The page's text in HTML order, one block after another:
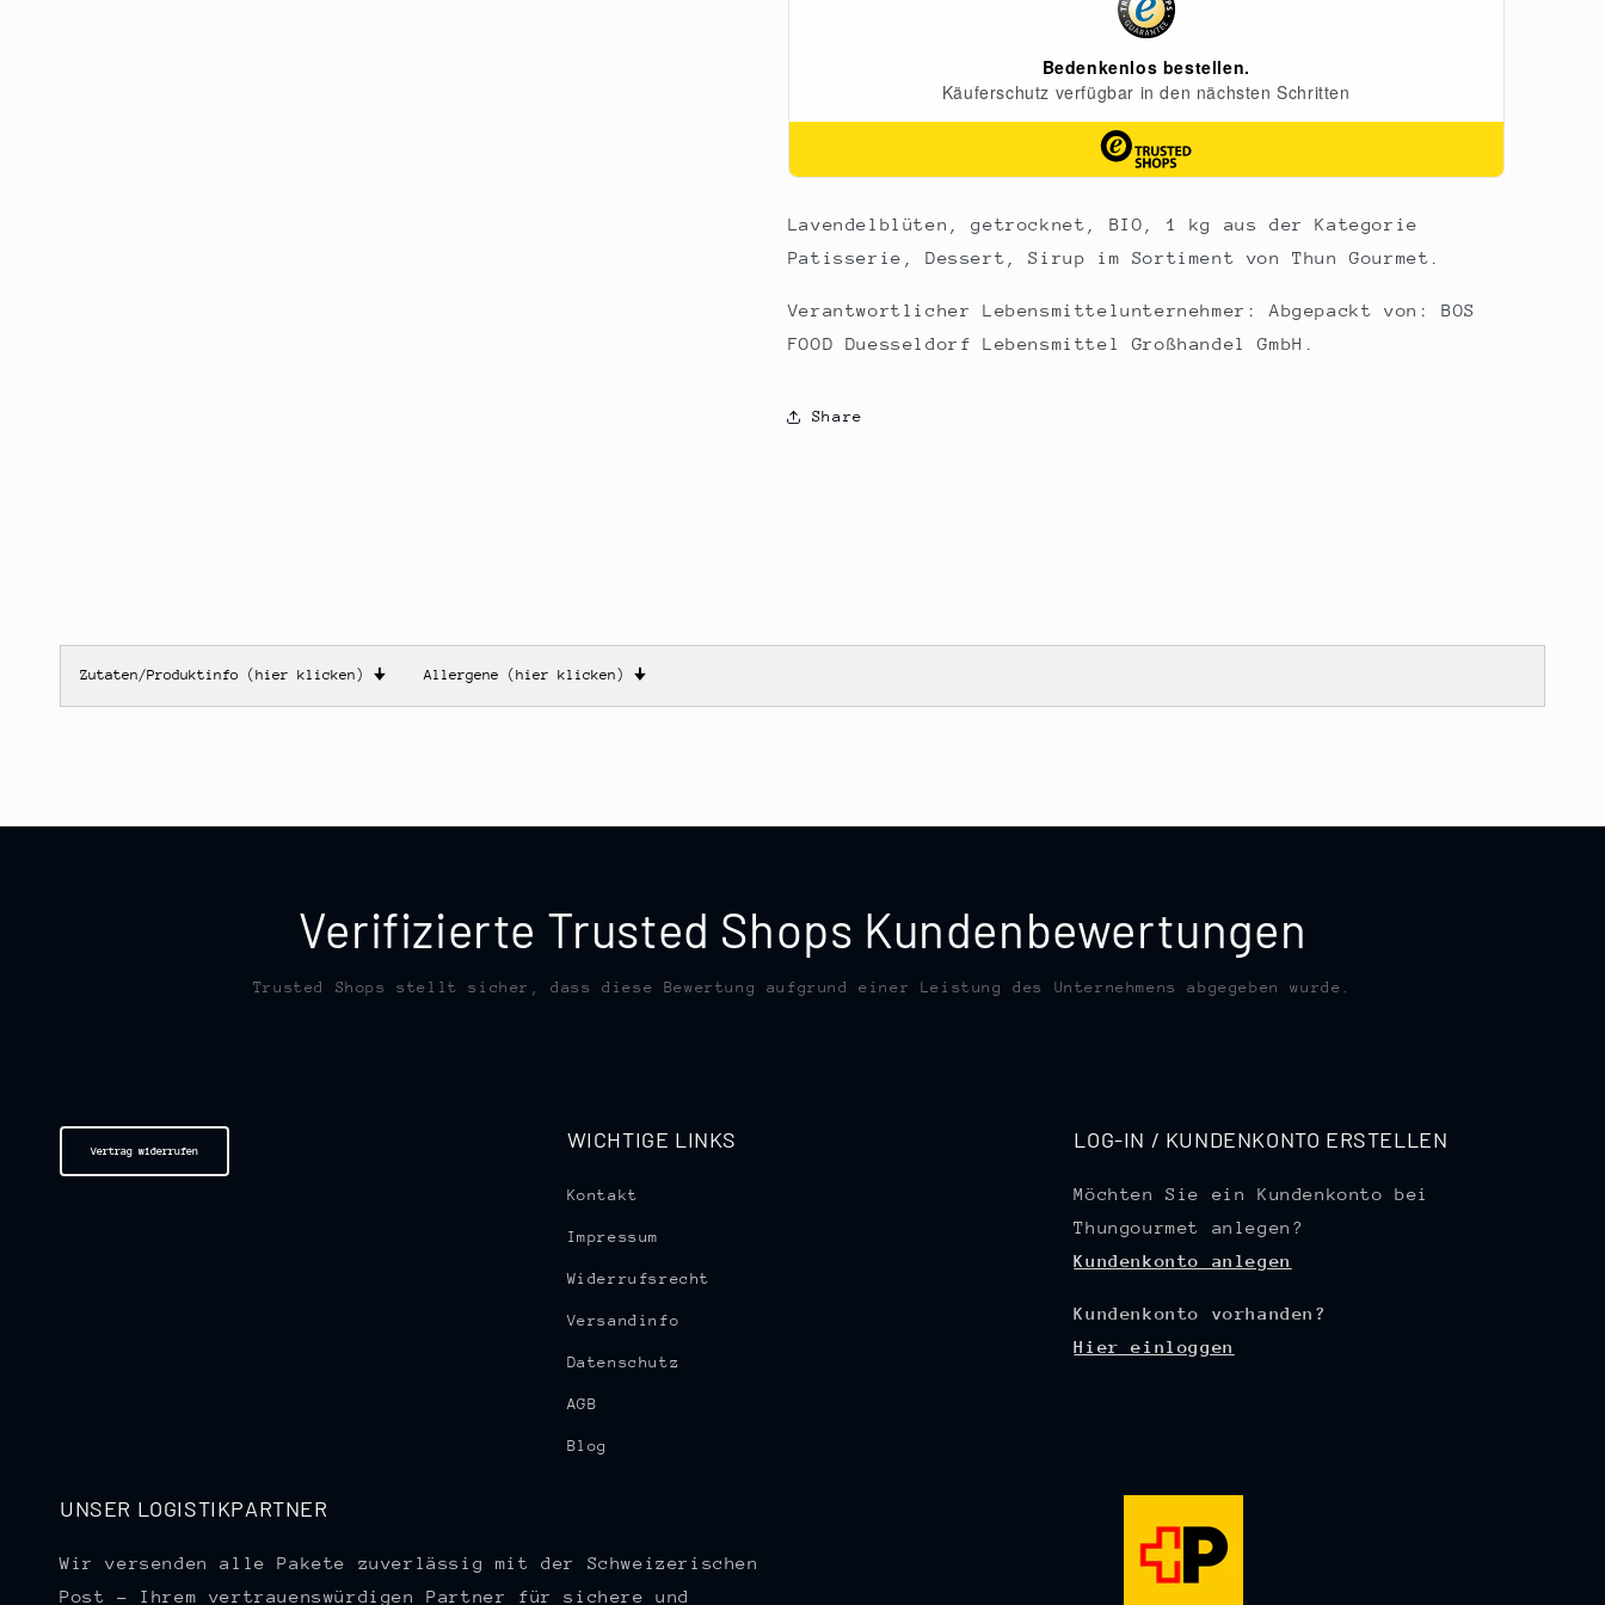
Lavendelblüten, getrocknet, BIO, 1 kg aus der Kategorie
Patisserie, Dessert, Sirup im Sortiment von Thun Gourmet.
Verantwortlicher Lebensmittelunternehmer: Abgepackt von: BOS
FOOD Duesseldorf Lebensmittel Großhandel GmbH.
Share
Zutaten/Produktinfo (hier klicken) 🠋 Allergene (hier klicken) 🠋
Verifizierte Trusted Shops Kundenbewertungen
Trusted Shops stellt sicher, dass diese Bewertung aufgrund einer Leistung des Unternehmens abgegeben wurde.
Vertrag widerrufen WICHTIGE LINKS
Kontakt
Impressum
Widerrufsrecht
Versandinfo
Datenschutz
AGB
Blog
LOG-IN / KUNDENKONTO ERSTELLEN
Möchten Sie ein Kundenkonto bei
Thungourmet anlegen?
Kundenkonto anlegen
Kundenkonto vorhanden?
Hier einloggen
UNSER LOGISTIKPARTNER
Wir versenden alle Pakete zuverlässig mit der Schweizerischen
Post – Ihrem vertrauenswürdigen Partner für sichere und